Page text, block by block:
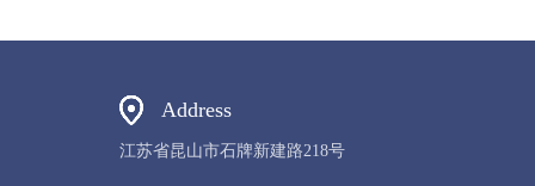
Address
江苏省昆山市石牌新建路218号